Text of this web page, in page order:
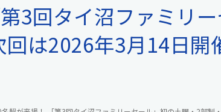
3回タイ沼ファミリ
は2026年3月14日開